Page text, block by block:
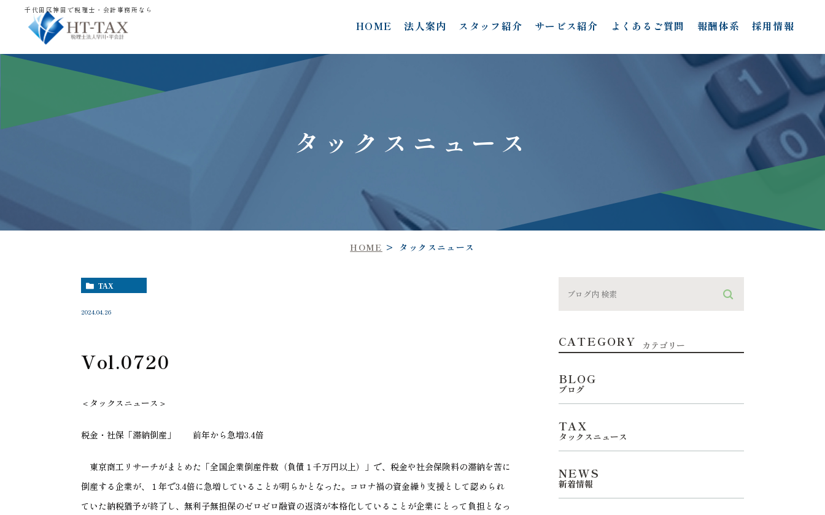
千代田区神田で税理士・会計事務所なら
HOME 法人案内 スタッフ紹介 サービス紹介 よくあるご質問 報酬体系 採用情報
タックスニュース
HOME タックスニュース
TAX
2024.04.26
Vol.0720
＜タックスニュース＞
税金・社保「滞納倒産」 前年から急増3.4倍
東京商工リサーチがまとめた「全国企業倒産件数（負債１千万円以上）」で、税金や社会保険料の滞納を苦に
倒産する企業が、１年で3.4倍に急増していることが明らかとなった。コロナ禍の資金繰り支援として認められ
ていた納税猶予が終了し、無利子無担保のゼロゼロ融資の返済が本格化していることが企業にとって負担となっ
CATEGORY カテゴリー
BLOG
ブログ
TAX
タックスニュース
NEWS
新着情報